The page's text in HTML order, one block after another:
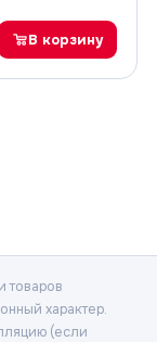
В корзину
товаров
характер.
(если